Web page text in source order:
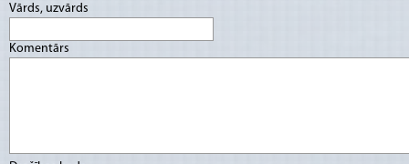
Vārds, uzvārds
Komentārs